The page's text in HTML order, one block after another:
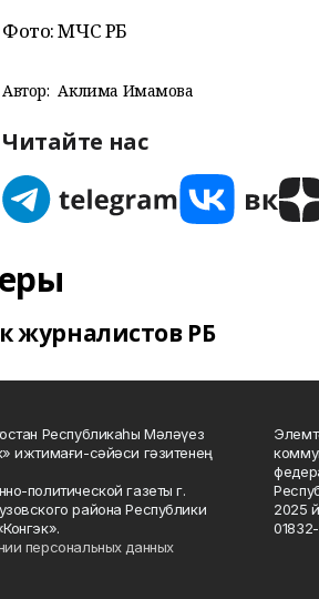
Фото: МЧС РБ
Автор: Аклима Имамова
Читайте нас
журналистов РБ
Республикаһы Мәләүез
ижтимағи-сәйәси гәзитенең
политической газеты г.
района Республики
персональных данных
2025